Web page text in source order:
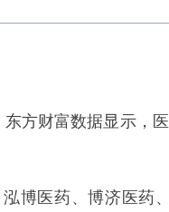
财富数据显示，
医药、博济医药、